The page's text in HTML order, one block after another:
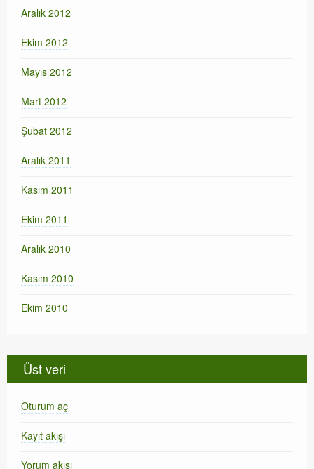
Aralık 2012
Ekim 2012
Mayıs 2012
Mart 2012
Şubat 2012
Aralık 2011
Kasım 2011
Ekim 2011
Aralık 2010
Kasım 2010
Ekim 2010
Üst veri
Oturum aç
Kayıt akışı
Yorum akışı